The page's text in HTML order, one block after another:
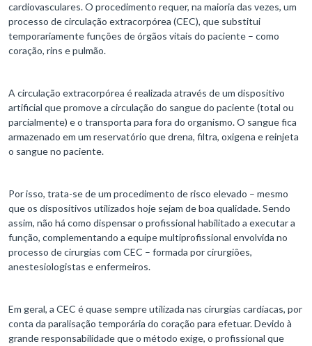
cardiovasculares. O procedimento requer, na maioria das vezes, um
processo de circulação extracorpórea (CEC), que substitui
temporariamente funções de órgãos vitais do paciente – como
coração, rins e pulmão.
A circulação extracorpórea é realizada através de um dispositivo
artificial que promove a circulação do sangue do paciente (total ou
parcialmente) e o transporta para fora do organismo. O sangue fica
armazenado em um reservatório que drena, filtra, oxigena e reinjeta
o sangue no paciente.
Por isso, trata-se de um procedimento de risco elevado – mesmo
que os dispositivos utilizados hoje sejam de boa qualidade. Sendo
assim, não há como dispensar o profissional habilitado a executar a
função, complementando a equipe multiprofissional envolvida no
processo de cirurgias com CEC – formada por cirurgiões,
anestesiologistas e enfermeiros.
Em geral, a CEC é quase sempre utilizada nas cirurgias cardíacas, por
conta da paralisação temporária do coração para efetuar. Devido à
grande responsabilidade que o método exige, o profissional que